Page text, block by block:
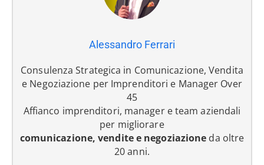
Alessandro Ferrari
Consulenza Strategica in Comunicazione, Vendita
e Negoziazione per Imprenditori e Manager Over
45
Affianco imprenditori, manager e team aziendali
per migliorare
comunicazione, vendite e negoziazione da oltre
20 anni.